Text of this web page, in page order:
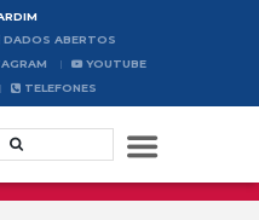
DADOS ABERTOS
YOUTUBE
TELEFONES